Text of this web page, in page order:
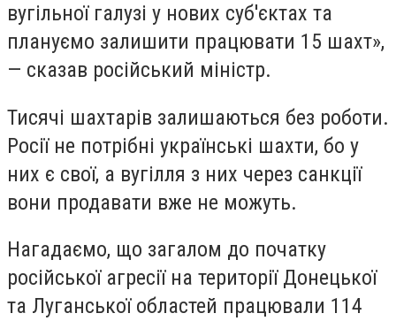
вугільної галузі у нових суб'єктах та
плануємо залишити працювати 15 шахт»,
— сказав російський міністр.
Тисячі шахтарів залишаються без роботи.
Росії не потрібні українські шахти, бо у
них є свої, а вугілля з них через санкції
вони продавати вже не можуть.
Нагадаємо, що загалом до початку
російської агресії на території Донецької
та Луганської областей працювали 114